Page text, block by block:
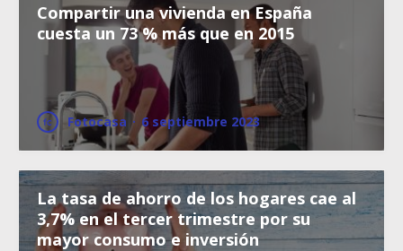
Compartir una vivienda en España
cuesta un 73 % más que en 2015
Fotocasa · 6 septiembre 2023
La tasa de ahorro de los hogares cae al
3,7% en el tercer trimestre por su
mayor consumo e inversión